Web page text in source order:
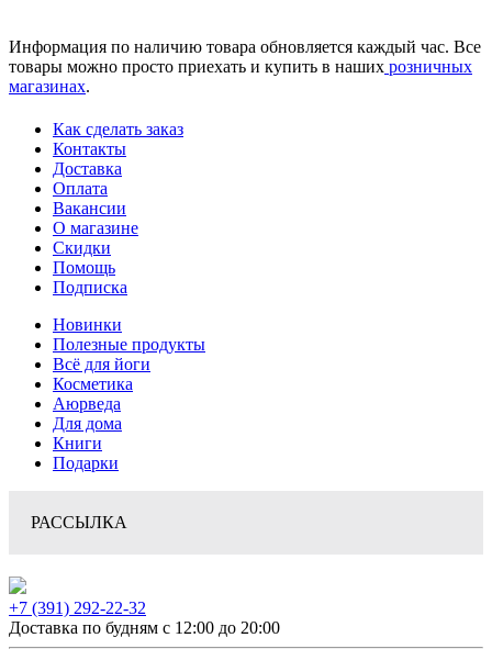
Информация по наличию товара обновляется каждый час. Все
товары можно просто приехать и купить в наших розничных
магазинах.
Как сделать заказ
Контакты
Доставка
Оплата
Вакансии
О магазине
Скидки
Помощь
Подписка
Новинки
Полезные продукты
Всё для йоги
Косметика
Аюрведа
Для дома
Книги
Подарки
РАССЫЛКА
+7 (391) 292-22-32
Доставка по будням с 12:00 до 20:00